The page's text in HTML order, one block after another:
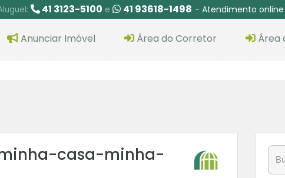
41 3123-5100 e 41 93618-1498 - Atendimento
Anunciar Imóvel Área do Corretor Área
casa-minha-